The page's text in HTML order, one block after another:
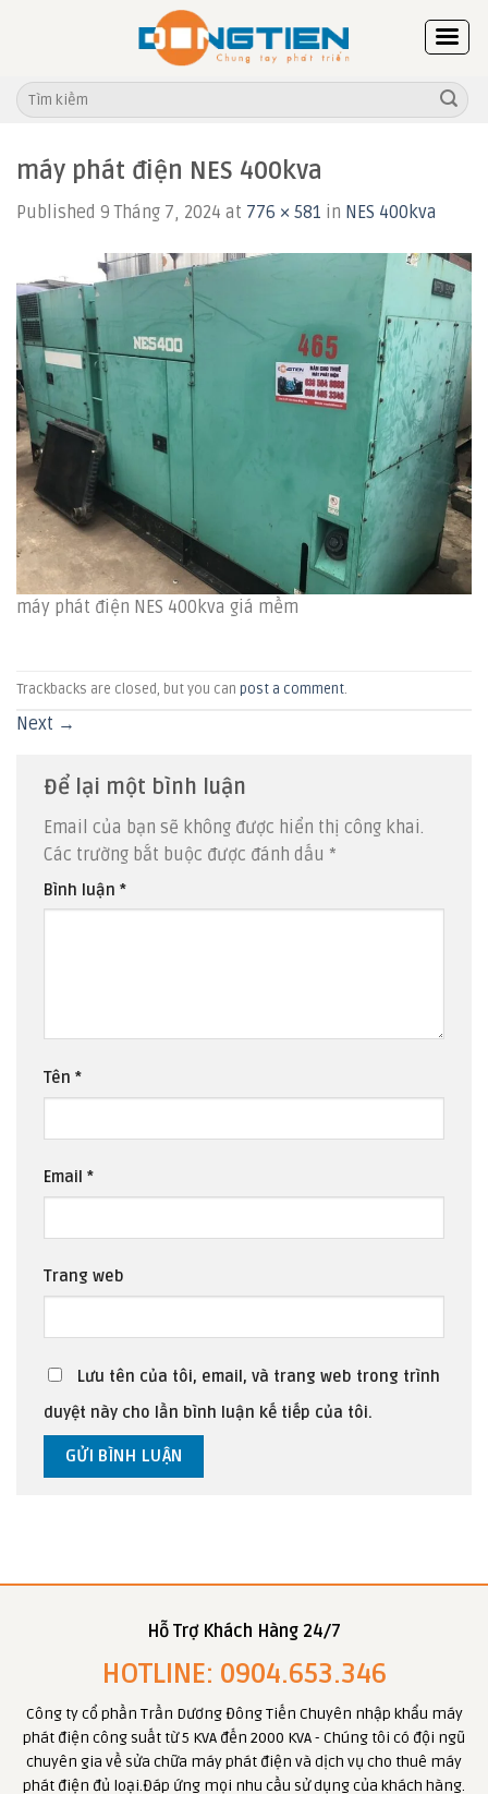
Tìm
kiếm:
máy phát điện NES 400kva
Published 9 Tháng 7, 2024 at 776 × 581 in NES 400kva
máy phát điện NES 400kva giá mềm
Trackbacks are closed, but you can post a comment.
Next →
Để lại một bình luận
Email của bạn sẽ không được hiển thị công khai.
Các trường bắt buộc được đánh dấu *
Bình luận *
Tên *
Email *
Trang web
Lưu tên của tôi, email, và trang web trong trình
duyệt này cho lần bình luận kế tiếp của tôi.
Hỗ Trợ Khách Hàng 24/7
HOTLINE: 0904.653.346
Công ty cổ phần Trần Dương Đông Tiến Chuyên nhập khẩu máy
phát điện công suất từ 5 KVA đến 2000 KVA - Chúng tôi có đội ngũ
chuyên gia về sửa chữa máy phát điện và dịch vụ cho thuê máy
phát điện đủ loại.Đáp ứng mọi nhu cầu sử dụng của khách hàng.